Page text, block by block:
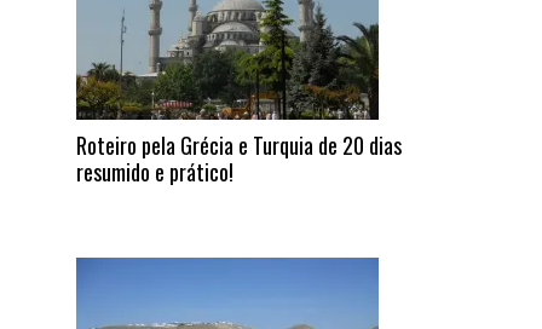
Roteiro pela Grécia e Turquia de 20 dias
resumido e prático!